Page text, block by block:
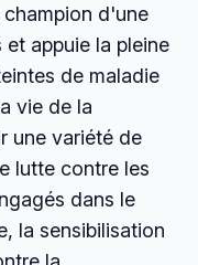
d'une
appuie la pleine
de maladie
vie de la
une variété de
lutte contre les
dans le
la sensibilisation